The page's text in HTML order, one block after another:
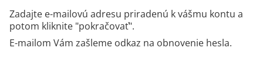
Zadajte e-mailovú adresu priradenú k vášmu kontu a
potom kliknite "pokračovať".
E-mailom Vám zašleme odkaz na obnovenie hesla.